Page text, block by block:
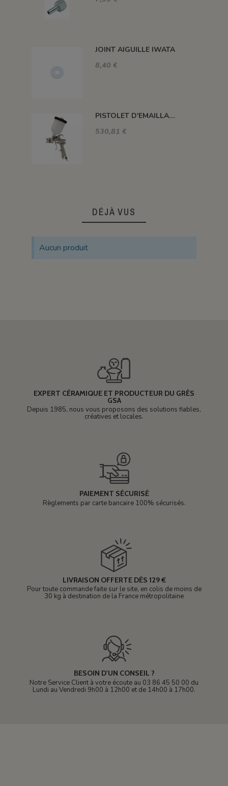
JOINT AIGUILLE IWATA
8,40 €
PISTOLET D'EMAILLAGE PERFEKT-4 GRAVITE 500 ML
530,81 €
DÉJÀ VUS
Aucun produit
EXPERT CÉRAMIQUE ET PRODUCTEUR DU GRÈS
GSA
Depuis 1985, nous vous proposons des solutions fiables,
créatives et locales.
PAIEMENT SÉCURISÉ
Règlements par carte bancaire 100% sécurisés.
LIVRAISON OFFERTE DÈS 129 €
Pour toute commande faite sur le site, en colis de moins de
30 kg à destination de la France métropolitaine
BESOIN D'UN CONSEIL ?
Notre Service Client à votre écoute au 03 86 45 50 00 du
Lundi au Vendredi 9h00 à 12h00 et de 14h00 à 17h00.